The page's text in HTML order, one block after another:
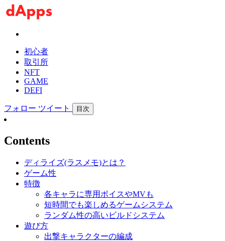
初心者
取引所
NFT
GAME
DEFI
フォロー ツイート 目次
Contents
ディライズ(ラスメモ)とは？
ゲーム性
特徴
各キャラに専用ボイスやMVも
短時間でも楽しめるゲームシステム
ランダム性の高いビルドシステム
遊び方
出撃キャラクターの編成